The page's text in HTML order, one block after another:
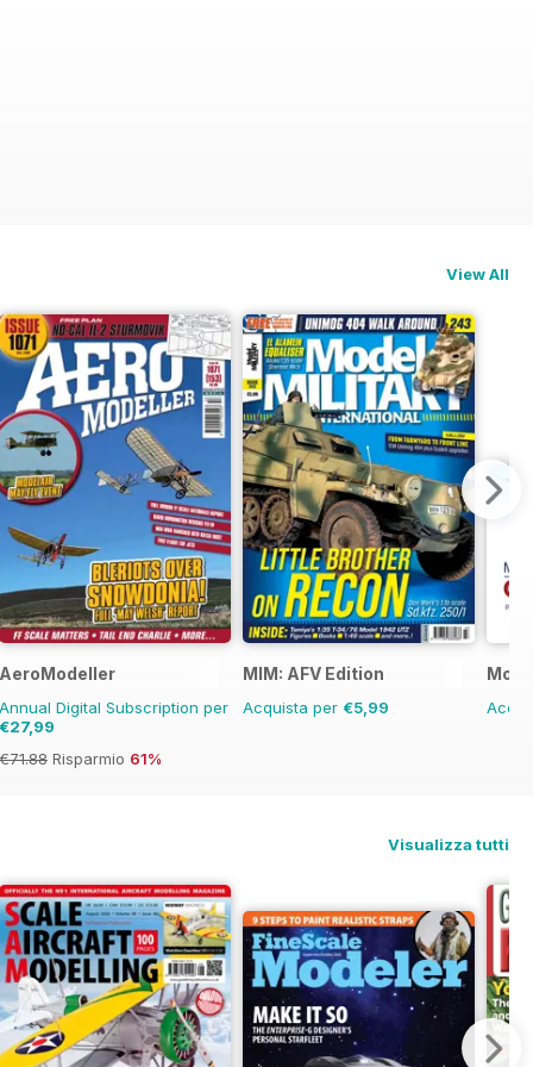
View All
AeroModeller
Annual Digital Subscription per
€27,99
€71.88 Risparmio 61%
MIM: AFV Edition
Acquista per €5,99
Visualizza tutti